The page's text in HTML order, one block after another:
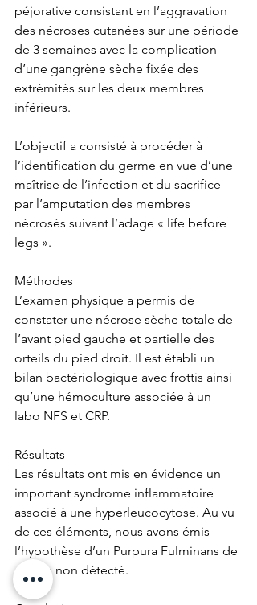
péjorative consistant en l’aggravation
des nécroses cutanées sur une période
de 3 semaines avec la complication
d’une gangrène sèche fixée des
extrémités sur les deux membres
inférieurs.
L’objectif a consisté à procéder à
l’identification du germe en vue d’une
maîtrise de l’infection et du sacrifice
par l’amputation des membres
nécrosés suivant l’adage « life before
legs ».
Méthodes
L’examen physique a permis de
constater une nécrose sèche totale de
l’avant pied gauche et partielle des
orteils du pied droit. Il est établi un
bilan bactériologique avec frottis ainsi
qu’une hémoculture associée à un
labo NFS et CRP.
Résultats
Les résultats ont mis en évidence un
important syndrome inflammatoire
associé à une hyperleucocytose. Au vu
de ces éléments, nous avons émis
l’hypothèse d’un Purpura Fulminans de
germe non détecté.